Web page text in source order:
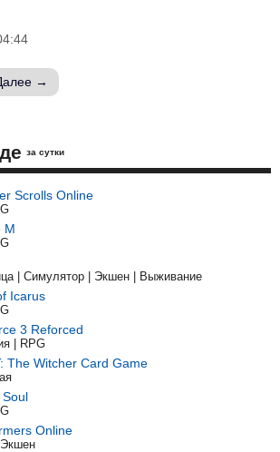
→
за сутки
Scrolls Online
M
| Симулятор | Экшен | Выживание
Icarus
3 Reforced
| RPG
The Witcher Card Game
Soul
Online